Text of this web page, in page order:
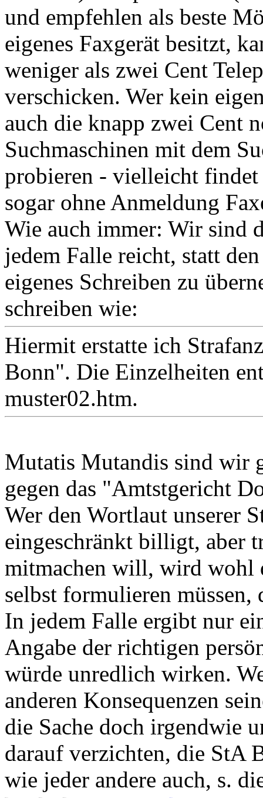
und empfehlen als beste
eigenes Faxgerät besitzt,
weniger als zwei Cent
verschicken. Wer kein
auch die knapp zwei Cent
Suchmaschinen mit dem
probieren - vielleicht
sogar ohne Anmeldung
Wie auch immer: Wir sind
jedem Falle reicht, statt
eigenes Schreiben zu
schreiben wie:
Hiermit erstatte ich
Bonn". Die Einzelheiten
muster02.htm.
Mutatis Mutandis sind wir
gegen das "Amtstgericht
Wer den Wortlaut unserer
eingeschränkt billigt, aber
mitmachen will, wird wohl
selbst formulieren
In jedem Falle ergibt nur
Angabe der richtigen
würde unredlich wirken.
anderen Konsequenzen
die Sache doch irgendwie
darauf verzichten, die StA
wie jeder andere auch, s.